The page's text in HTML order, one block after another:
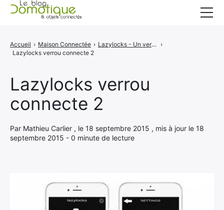
Lazylocks verrou
connecte 2
Par Mathieu Carlier , le 18 septembre 2015 , mis à jour le 18
septembre 2015 - 0 minute de lecture
Accueil › Maison Connectée › Lazylocks - Un verrou connecté adapté à toutes les portes
›
Lazylocks verrou connecte 2
Catégories
A propos
CONTACT